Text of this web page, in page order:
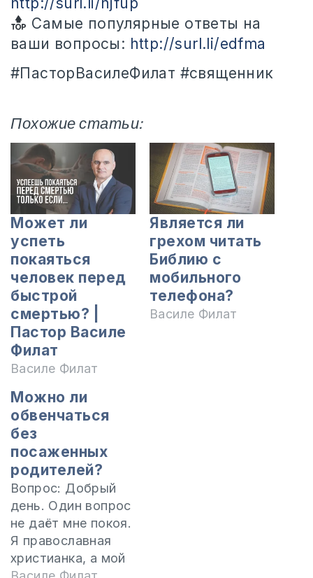
Самые популярные ответы на
ваши вопросы: http://surl.li/edfma
#ПасторВасилеФилат #священник
Похожие статьи:
Может ли
успеть
покаяться
человек перед
быстрой
смертью? |
Пастор Василе
Филат
Василе Филат
Является ли
грехом читать
Библию с
мобильного
телефона?
Василе Филат
Можно ли
обвенчаться
без
посаженных
родителей?
Вопрос: Добрый
день. Один вопрос
не даёт мне покоя.
Я православная
христианка, а мой